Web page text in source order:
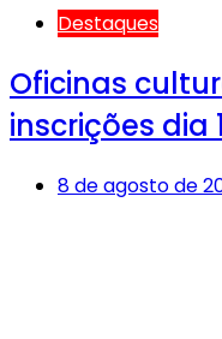
Destaques
Oficinas
inscrições dia
8 de agosto de